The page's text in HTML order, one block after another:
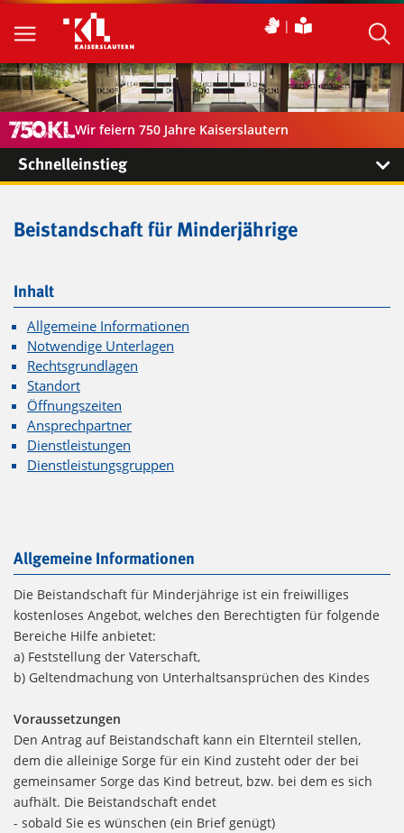
Wir feiern 750 Jahre Kaiserslautern
Schnelleinstieg
Beistandschaft für Minderjährige
Inhalt
Allgemeine Informationen
Notwendige Unterlagen
Rechtsgrundlagen
Standort
Öffnungszeiten
Ansprechpartner
Dienstleistungen
Dienstleistungsgruppen
Allgemeine Informationen
Die Beistandschaft für Minderjährige ist ein freiwilliges
kostenloses Angebot, welches den Berechtigten für folgende
Bereiche Hilfe anbietet:
a) Feststellung der Vaterschaft,
b) Geltendmachung von Unterhaltsansprüchen des Kindes
Voraussetzungen
Den Antrag auf Beistandschaft kann ein Elternteil stellen,
dem die alleinige Sorge für ein Kind zusteht oder der bei
gemeinsamer Sorge das Kind betreut, bzw. bei dem es sich
aufhält. Die Beistandschaft endet
- sobald Sie es wünschen (ein Brief genügt)